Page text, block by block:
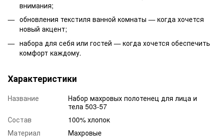
внимания;
обновления текстиля ванной комнаты — когда хочется
новый акцент;
набора для себя или гостей — когда хочется обеспечить
комфорт каждому.
Характеристики
Название
Набор махровых полотенец для лица и
тела 503-57
Состав
100% хлопок
Материал
Махровые